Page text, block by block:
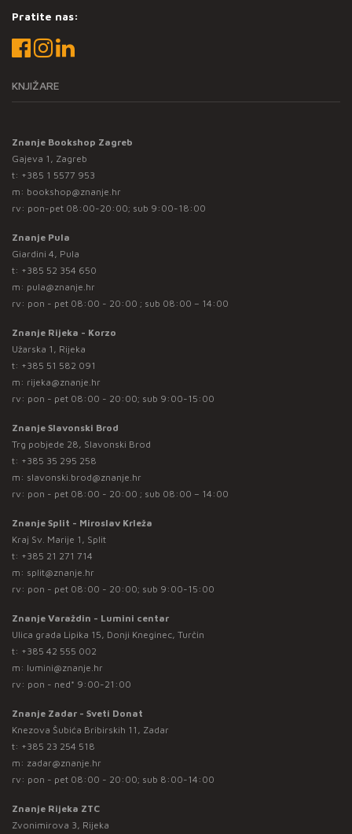
Pratite nas:
KNJIŽARE
Znanje Bookshop Zagreb
Gajeva 1, Zagreb
t: +385 1 5577 953
m: bookshop@znanje.hr
rv: pon-pet 08:00-20:00; sub 9:00-18:00
Znanje Pula
Giardini 4, Pula
t: +385 52 354 650
m: pula@znanje.hr
rv: pon - pet 08:00 - 20:00 ; sub 08:00 – 14:00
Znanje Rijeka - Korzo
Užarska 1, Rijeka
t: +385 51 582 091
m: rijeka@znanje.hr
rv: pon - pet 08:00 - 20:00; sub 9:00-15:00
Znanje Slavonski Brod
Trg pobjede 28, Slavonski Brod
t: +385 35 295 258
m: slavonski.brod@znanje.hr
rv: pon - pet 08:00 - 20:00 ; sub 08:00 – 14:00
Znanje Split - Miroslav Krleža
Kraj Sv. Marije 1, Split
t: +385 21 271 714
m: split@znanje.hr
rv: pon - pet 08:00 - 20:00; sub 9:00-15:00
Znanje Varaždin - Lumini centar
Ulica grada Lipika 15, Donji Kneginec, Turčin
t: +385 42 555 002
m: lumini@znanje.hr
rv: pon - ned* 9:00-21:00
Znanje Zadar - Sveti Donat
Knezova Šubića Bribirskih 11, Zadar
t: +385 23 254 518
m: zadar@znanje.hr
rv: pon - pet 08:00 - 20:00; sub 8:00-14:00
Znanje Rijeka ZTC
Zvonimirova 3, Rijeka